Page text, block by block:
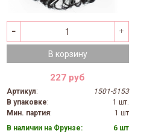
В корзину
227 руб
Артикул:
1501-5153
В упаковке:
1 шт.
Мин. партия:
1 шт
В наличии на Фрунзе:
6 шт